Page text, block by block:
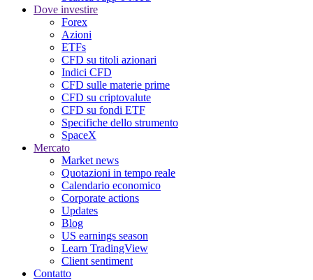
Dove investire
Forex
Azioni
ETFs
CFD su titoli azionari
Indici CFD
CFD sulle materie prime
CFD su criptovalute
CFD su fondi ETF
Specifiche dello strumento
SpaceX
Mercato
Market news
Quotazioni in tempo reale
Calendario economico
Corporate actions
Updates
Blog
US earnings season
Learn TradingView
Client sentiment
Contatto